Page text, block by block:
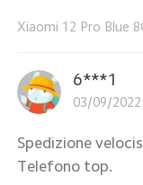
Xiaomi 12 Pro Blue
6***1
03/09/2022
Spedizione
Telefono top.